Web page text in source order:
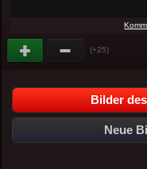
(+25)
Bilder
Neue